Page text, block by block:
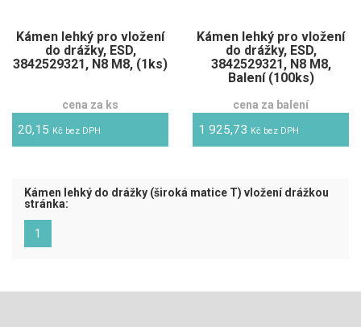
Kámen lehký pro vložení
do drážky, ESD,
3842529321, N8 M8, (1ks)
cena za ks
20,15 Kč bez DPH
Kámen lehký pro vložení
do drážky, ESD,
3842529321, N8 M8,
Balení (100ks)
cena za balení
1 925,73 Kč bez DPH
Kámen lehký do drážky (široká matice T) vložení drážkou
stránka:
1